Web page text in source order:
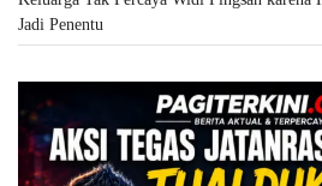
Jadi Penentu